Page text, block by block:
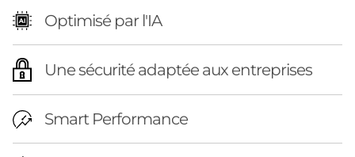
Optimisé par l'IA
Une sécurité adaptée aux entreprises
Smart Performance